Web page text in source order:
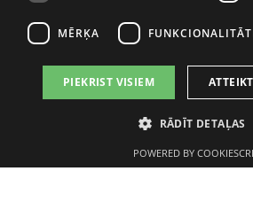
PĀRDOŠANA, IEGĀDĀŠANĀS UN
MĒRĶA
PIEKRIST VISIEM
RĀDĪT DETAĻAS
POWERED BY